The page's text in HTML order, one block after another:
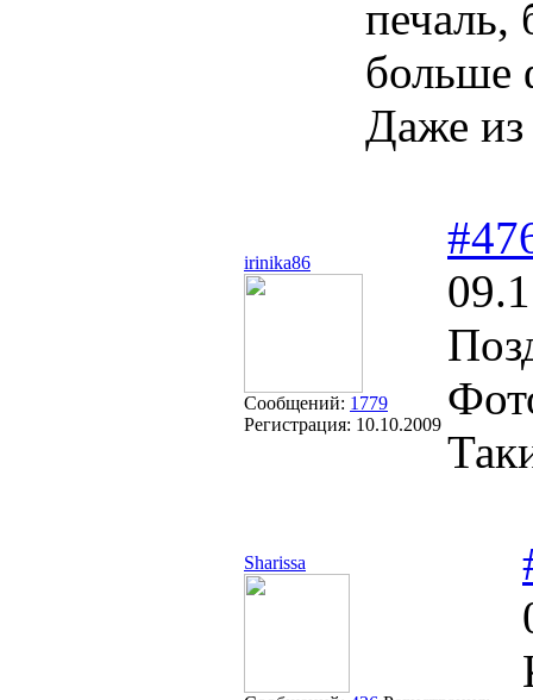
больше
Даже из
irinika86
Сообщений: 1779
Регистрация: 10.10.2009
Sharissa